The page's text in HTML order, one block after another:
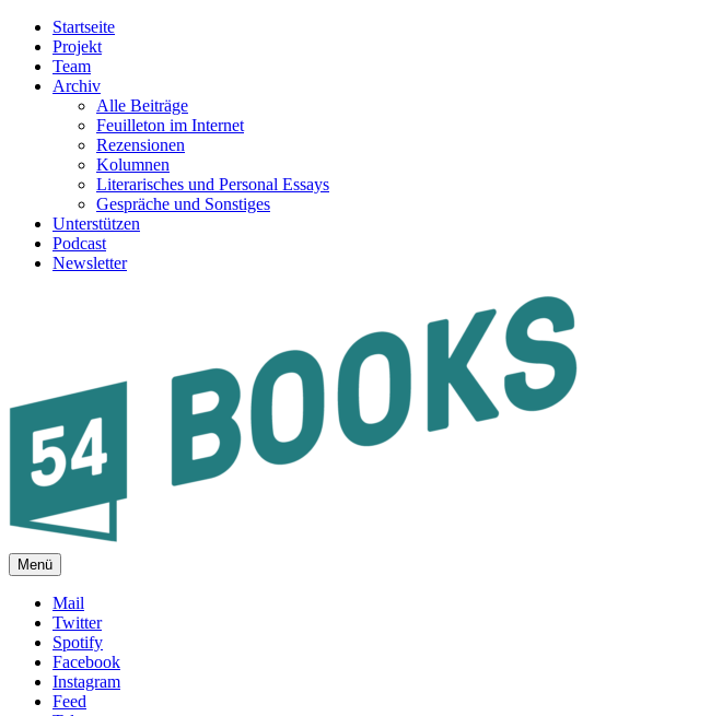
Startseite
Projekt
Team
Archiv
Alle Beiträge
Feuilleton im Internet
Rezensionen
Kolumnen
Literarisches und Personal Essays
Gespräche und Sonstiges
Unterstützen
Podcast
Newsletter
FEUILLETON IM INTERNET
Menü
Mail
Twitter
Spotify
Facebook
Instagram
Feed